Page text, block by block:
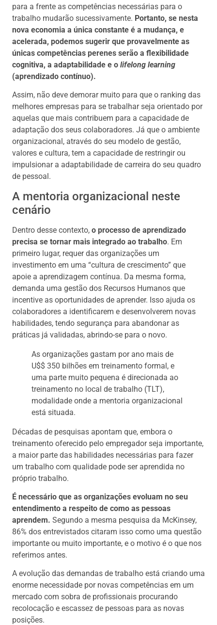
para a frente as competências necessárias para o
trabalho mudarão sucessivamente. Portanto, se nesta
nova economia a única constante é a mudança, e
acelerada, podemos sugerir que provavelmente as
únicas competências perenes serão a flexibilidade
cognitiva, a adaptabilidade e o lifelong learning
(aprendizado contínuo).
Assim, não deve demorar muito para que o ranking das
melhores empresas para se trabalhar seja orientado por
aquelas que mais contribuem para a capacidade de
adaptação dos seus colaboradores. Já que o ambiente
organizacional, através do seu modelo de gestão,
valores e cultura, tem a capacidade de restringir ou
impulsionar a adaptabilidade de carreira do seu quadro
de pessoal.
A mentoria organizacional neste
cenário
Dentro desse contexto, o processo de aprendizado
precisa se tornar mais integrado ao trabalho. Em
primeiro lugar, requer das organizações um
investimento em uma “cultura de crescimento” que
apoie a aprendizagem contínua. Da mesma forma,
demanda uma gestão dos Recursos Humanos que
incentive as oportunidades de aprender. Isso ajuda os
colaboradores a identificarem e desenvolverem novas
habilidades, tendo segurança para abandonar as
práticas já validadas, abrindo-se para o novo.
As organizações gastam por ano mais de
U$$ 350 bilhões em treinamento formal, e
uma parte muito pequena é direcionada ao
treinamento no local de trabalho (TLT),
modalidade onde a mentoria organizacional
está situada.
Décadas de pesquisas apontam que, embora o
treinamento oferecido pelo empregador seja importante,
a maior parte das habilidades necessárias para fazer
um trabalho com qualidade pode ser aprendida no
próprio trabalho.
É necessário que as organizações evoluam no seu
entendimento a respeito de como as pessoas
aprendem. Segundo a mesma pesquisa da McKinsey,
86% dos entrevistados citaram isso como uma questão
importante ou muito importante, e o motivo é o que nos
referimos antes.
A evolução das demandas de trabalho está criando uma
enorme necessidade por novas competências em um
mercado com sobra de profissionais procurando
recolocação e escassez de pessoas para as novas
posições.